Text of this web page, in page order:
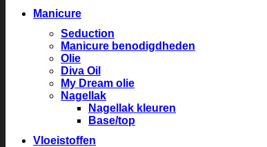
Manicure
Seduction
Manicure benodigdheden
Olie
Diva Oil
My Dream olie
Nagellak
Nagellak kleuren
Base/top
Vloeistoffen